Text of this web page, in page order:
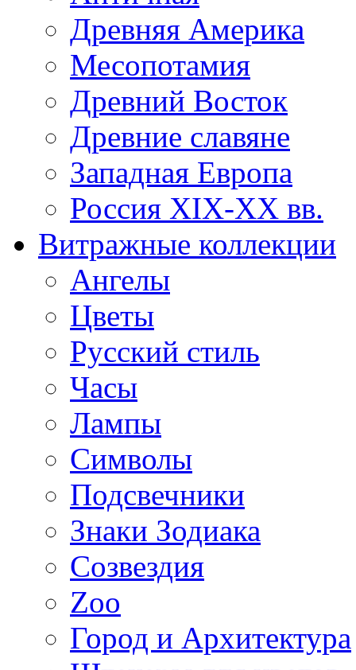
Древняя Америка
Месопотамия
Древний Восток
Древние славяне
Западная Европа
Россия XIX-XX вв.
Витражные коллекции
Ангелы
Цветы
Русский стиль
Часы
Лампы
Символы
Подсвечники
Знаки Зодиака
Созвездия
Zoo
Город и Архитектура